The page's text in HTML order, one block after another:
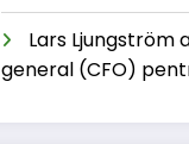
Lars Ljungström
general (CFO)